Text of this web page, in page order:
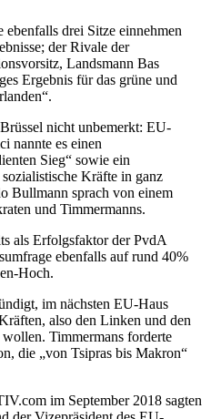
drei Sitze einnehmen
der Rivale der
Landsmann Bas
Ergebnis für das grüne und
nicht unbemerkt: EU-
nannte es einen
Sieg“ sowie ein
Kräfte in ganz
Bullmann sprach von einem
und Timmermanns.
als Erfolgsfaktor der PvdA
ebenfalls auf rund 40%
Hoch.
im nächsten EU-Haus
also den Linken und den
Timmermans forderte
die „von Tsipras bis Makron“
im September 2018 sagten